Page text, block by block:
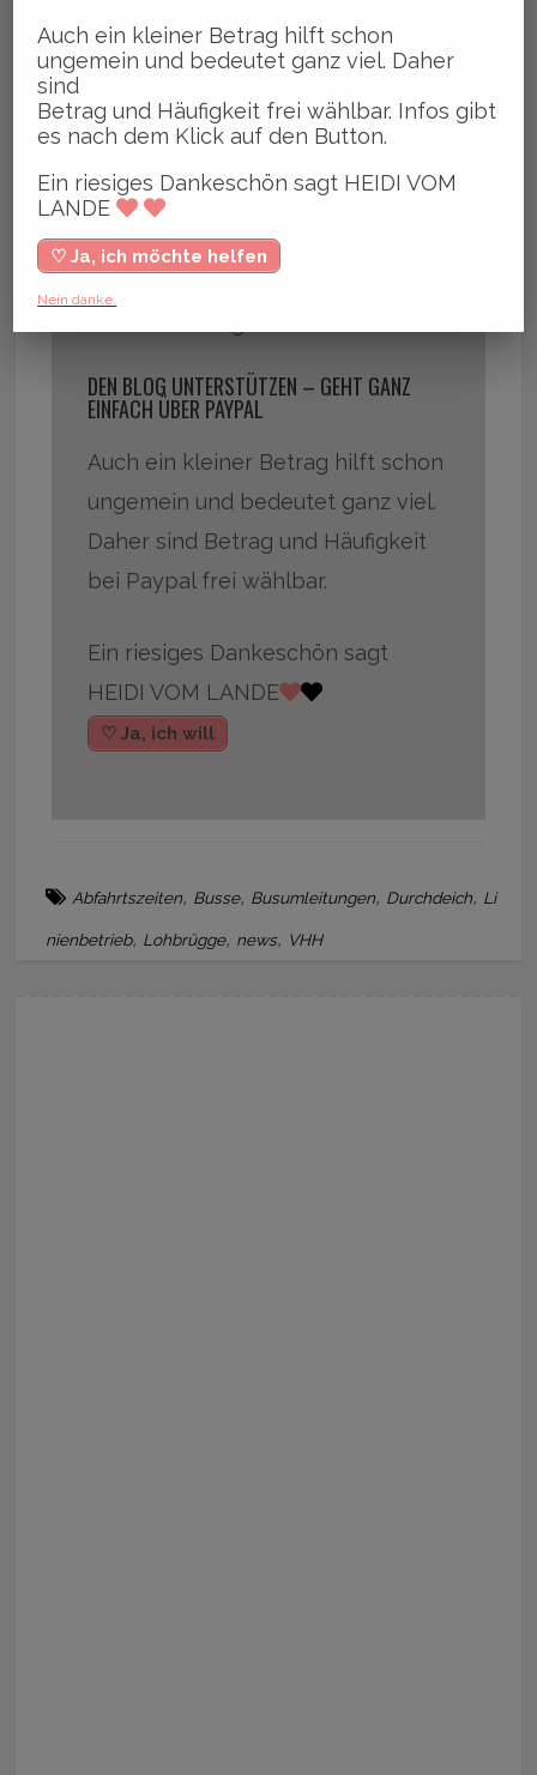
zugänglich – es gibt keine Paywall
Das heißt aber nicht, dass Online-
werden kann.
Daher gibt es die Möglichkeit zur
DEN BLOG UNTERSTÜTZEN – GEHT GANZ
EINFACH ÜBER PAYPAL
Auch ein kleiner Betrag hilft schon
ungemein und bedeutet ganz viel.
Daher sind Betrag und Häufigkeit
bei Paypal frei wählbar.
Ein riesiges Dankeschön sagt
HEIDI VOM LANDE
♡ Ja, ich will
Abfahrtszeiten, Busse, Busumleitungen, Durchdeich, Li
nienbetrieb, Lohbrügge, news, VHH
Auch ein kleiner Betrag hilft schon
ungemein und bedeutet ganz viel. Daher
sind
Betrag und Häufigkeit frei wählbar. Infos gibt
es nach dem Klick auf den Button.
Ein riesiges Dankeschön sagt HEIDI VOM
LANDE
♡ Ja, ich möchte helfen
Nein danke.